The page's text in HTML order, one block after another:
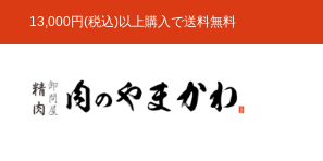
13,000円(税込)以上購入で送料無料